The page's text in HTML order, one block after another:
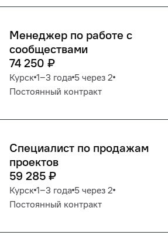
Менеджер по работе с
сообществами
74 250 ₽
Курск 1‒3 года 5 через 2
Постоянный контракт
Специалист по продажам
проектов
59 285 ₽
Курск 1‒3 года 5 через 2
Постоянный контракт